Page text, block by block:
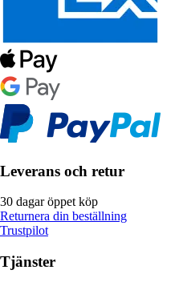
Leverans och retur
30 dagar öppet köp
Returnera din beställning
Trustpilot
Tjänster